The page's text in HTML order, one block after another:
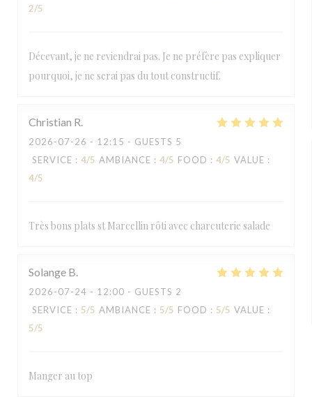
2/5
Décevant, je ne reviendrai pas. Je ne préfère pas expliquer
pourquoi, je ne serai pas du tout constructif.
Christian R
2026-07-26 - 12:15 - GUESTS 5
SERVICE : 4/5 AMBIANCE : 4/5 FOOD : 4/5 VALUE :
4/5
Très bons plats st Marcellin rôti avec charcuterie salade
Solange B
2026-07-24 - 12:00 - GUESTS 2
SERVICE : 5/5 AMBIANCE : 5/5 FOOD : 5/5 VALUE :
5/5
Manger au top